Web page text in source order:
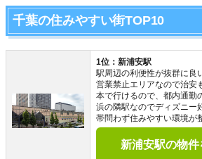
千葉の住みやすい街TOP10
1位：新浦安駅
駅周辺の利便性が抜群に良
営業禁止エリアなので治安
本で行けるので、都内通勤
浜の隣駅なのでディズニー
帯問わず住みやすい環境が
新浦安駅の物